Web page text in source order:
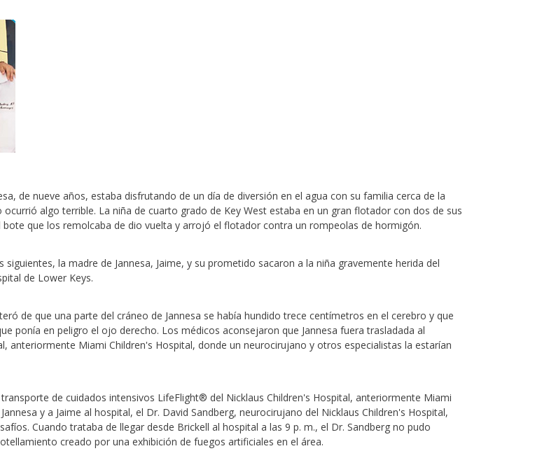
de nueve años, estaba disfrutando de un día de diversión en el agua con su familia cerca de la
ocurrió algo terrible. La niña de cuarto grado de Key West estaba en un gran flotador con dos de sus
que los remolcaba de dio vuelta y arrojó el flotador contra un rompeolas de hormigón.
siguientes, la madre de Jannesa, Jaime, y su prometido sacaron a la niña gravemente herida del
de Lower Keys.
de que una parte del cráneo de Jannesa se había hundido trece centímetros en el cerebro y que
ponía en peligro el ojo derecho. Los médicos aconsejaron que Jannesa fuera trasladada al
anteriormente Miami Children's Hospital, donde un neurocirujano y otros especialistas la estarían
de cuidados intensivos LifeFlight® del Nicklaus Children's Hospital, anteriormente Miami
y a Jaime al hospital, el Dr. David Sandberg, neurocirujano del Nicklaus Children's Hospital,
Cuando trataba de llegar desde Brickell al hospital a las 9 p. m., el Dr. Sandberg no pudo
creado por una exhibición de fuegos artificiales en el área.